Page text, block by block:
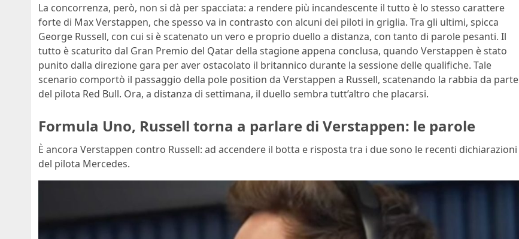
La concorrenza, però, non si dà per spacciata: a rendere più incandescente il tutto è lo stesso carattere
forte di Max Verstappen, che spesso va in contrasto con alcuni dei piloti in griglia. Tra gli ultimi, spicca
George Russell, con cui si è scatenato un vero e proprio duello a distanza, con tanto di parole pesanti. Il
tutto è scaturito dal Gran Premio del Qatar della stagione appena conclusa, quando Verstappen è stato
punito dalla direzione gara per aver ostacolato il britannico durante la sessione delle qualifiche. Tale
scenario comportò il passaggio della pole position da Verstappen a Russell, scatenando la rabbia da parte
del pilota Red Bull. Ora, a distanza di settimana, il duello sembra tutt’altro che placarsi.
Formula Uno, Russell torna a parlare di Verstappen: le parole
È ancora Verstappen contro Russell: ad accendere il botta e risposta tra i due sono le recenti dichiarazioni
del pilota Mercedes.